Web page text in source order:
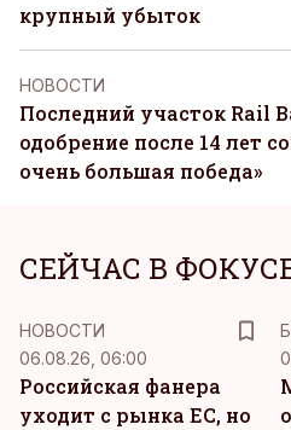
крупный убыток
НОВОСТИ
Последний участок Rail
одобрение после 14 лет
очень большая победа»
СЕЙЧАС В
НОВОСТИ
06.08.26, 06:00
Российская фанера
уходит с рынка ЕС, но